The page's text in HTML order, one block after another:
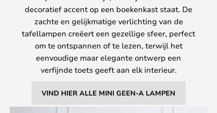
decoratief accent op een boekenkast staat. De
zachte en gelijkmatige verlichting van de
tafellampen creëert een gezellige sfeer, perfect
om te ontspannen of te lezen, terwijl het
eenvoudige maar elegante ontwerp een
verfijnde toets geeft aan elk interieur.
VIND HIER ALLE MINI GEEN-A LAMPEN